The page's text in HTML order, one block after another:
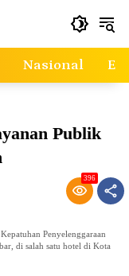
Nasional
Publik
396
Penyelenggaraan
di salah satu hotel di Kota